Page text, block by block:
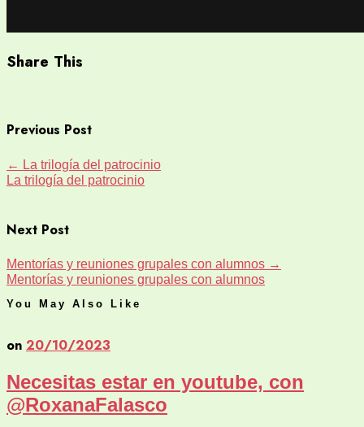
Share This
Previous Post
← La trilogía del patrocinio
La trilogía del patrocinio
Next Post
Mentorías y reuniones grupales con alumnos →
Mentorías y reuniones grupales con alumnos
You May Also Like
on 20/10/2023
Necesitas estar en youtube, con
@RoxanaFalasco